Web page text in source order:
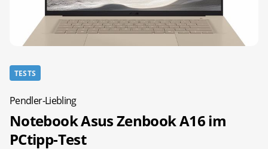
TESTS
Pendler-Liebling
Notebook Asus Zenbook A16 im
PCtipp-Test